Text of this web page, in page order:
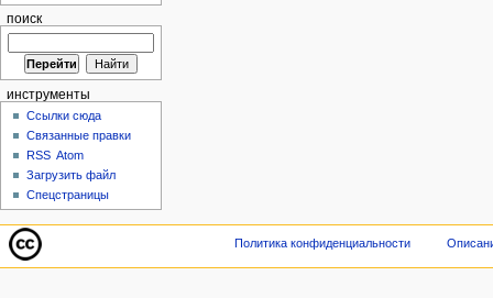
поиск
инструменты
Ссылки сюда
Связанные правки
RSS Atom
Загрузить файл
Спецстраницы
Политика конфиденциальности